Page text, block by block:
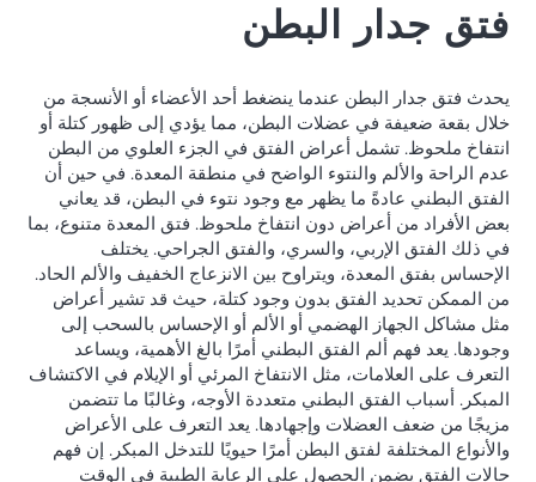
فتق جدار البطن
يحدث فتق جدار البطن عندما ينضغط أحد الأعضاء أو الأنسجة من
خلال بقعة ضعيفة في عضلات البطن، مما يؤدي إلى ظهور كتلة أو
انتفاخ ملحوظ. تشمل أعراض الفتق في الجزء العلوي من البطن
عدم الراحة والألم والنتوء الواضح في منطقة المعدة. في حين أن
الفتق البطني عادةً ما يظهر مع وجود نتوء في البطن، قد يعاني
بعض الأفراد من أعراض دون انتفاخ ملحوظ. فتق المعدة متنوع، بما
في ذلك الفتق الإربي، والسري، والفتق الجراحي. يختلف
الإحساس بفتق المعدة، ويتراوح بين الانزعاج الخفيف والألم الحاد.
من الممكن تحديد الفتق بدون وجود كتلة، حيث قد تشير أعراض
مثل مشاكل الجهاز الهضمي أو الألم أو الإحساس بالسحب إلى
وجودها. يعد فهم ألم الفتق البطني أمرًا بالغ الأهمية، ويساعد
التعرف على العلامات، مثل الانتفاخ المرئي أو الإيلام في الاكتشاف
المبكر. أسباب الفتق البطني متعددة الأوجه، وغالبًا ما تتضمن
مزيجًا من ضعف العضلات وإجهادها. يعد التعرف على الأعراض
والأنواع المختلفة لفتق البطن أمرًا حيويًا للتدخل المبكر. إن فهم
حالات الفتق يضمن الحصول على الرعاية الطبية في الوقت